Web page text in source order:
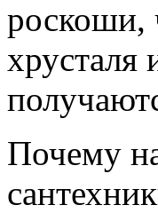
роскоши,
хрусталя
Почему